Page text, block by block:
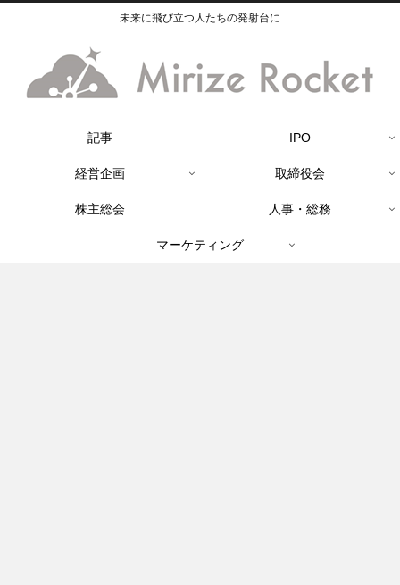
未来に飛び立つ人たちの発射台に
記事 IPO
経営企画 取締役会
株主総会 人事・総務
マーケティング